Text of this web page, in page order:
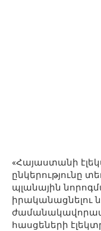
«Հայաստանի
ընկերությունը
պլանային
իրականացնելու
հասցեների